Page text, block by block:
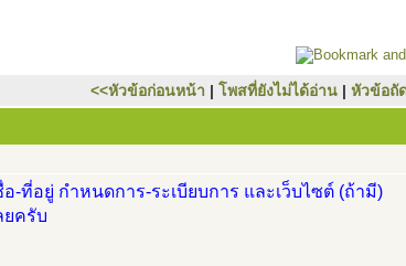
<<หัวข้อก่อนหน้า | โพสที่ยังไม่ได้อ่าน | หัวข้อถั
อยู่ กำหนดการ-ระเบียบการ และเว็บไซต์ (ถ้ามี)
ครับ